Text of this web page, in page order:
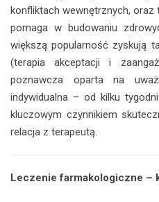
konfliktach wewnętrznych, oraz
pomaga w budowaniu
większą popularność zyskują
(terapia akceptacji i
poznawcza oparta na
indywidualna – od kilku
kluczowym czynnikiem
relacja z terapeutą.
Leczenie farmakologiczne –